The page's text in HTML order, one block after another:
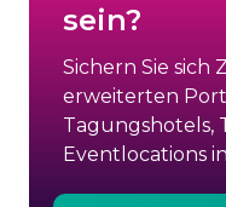
sein?
Sichern Sie sich
erweiterten
Tagungshotels,
Eventlocations